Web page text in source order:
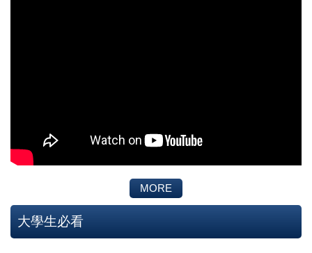
MORE
大學生必看